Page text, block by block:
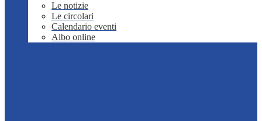
Le notizie
Le circolari
Calendario eventi
Albo online